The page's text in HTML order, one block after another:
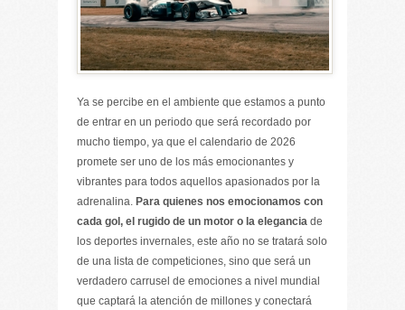
Ya se percibe en el ambiente que estamos a punto
de entrar en un periodo que será recordado por
mucho tiempo, ya que el calendario de 2026
promete ser uno de los más emocionantes y
vibrantes para todos aquellos apasionados por la
adrenalina. Para quienes nos emocionamos con
cada gol, el rugido de un motor o la elegancia de
los deportes invernales, este año no se tratará solo
de una lista de competiciones, sino que será un
verdadero carrusel de emociones a nivel mundial
que captará la atención de millones y conectará